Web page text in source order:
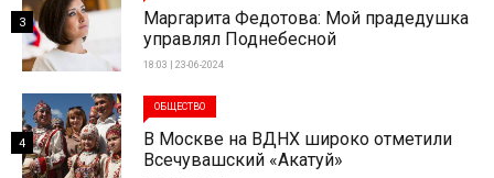
Маргарита Федотова: Мой прадедушка
управлял Поднебесной
18:03 | 23-06-2024
3
ОБЩЕСТВО
В Москве на ВДНХ широко отметили
Всечувашский «Акатуй»
4